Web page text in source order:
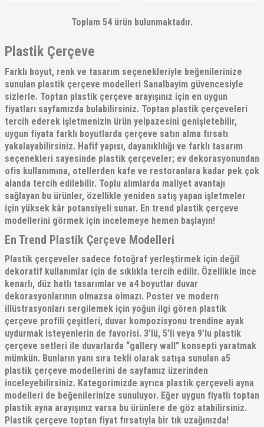
Toplam 54 ürün bulunmaktadır.
Plastik Çerçeve
Farklı boyut, renk ve tasarım seçenekleriyle beğenilerinize
sunulan plastik çerçeve modelleri Sanalbayim güvencesiyle
sizlerle. Toptan plastik çerçeve arayışınız için en uygun
fiyatları sayfamızda bulabilirsiniz. Toptan plastik çerçeveleri
tercih ederek işletmenizin ürün yelpazesini genişletebilir,
uygun fiyata farklı boyutlarda çerçeve satın alma fırsatı
yakalayabilirsiniz. Hafif yapısı, dayanıklılığı ve farklı tasarım
seçenekleri sayesinde plastik çerçeveler; ev dekorasyonundan
ofis kullanımına, otellerden kafe ve restoranlara kadar pek çok
alanda tercih edilebilir. Toplu alımlarda maliyet avantajı
sağlayan bu ürünler, özellikle yeniden satış yapan işletmeler
için yüksek kâr potansiyeli sunar. En trend plastik çerçeve
modellerini görmek için incelemeye hemen başlayın!
En Trend Plastik Çerçeve Modelleri
Plastik çerçeveler sadece fotoğraf yerleştirmek için değil
dekoratif kullanımlar için de sıklıkla tercih edilir. Özellikle ince
kenarlı, düz hatlı tasarımlar ve a4 boyutlar duvar
dekorasyonlarının olmazsa olmazı. Poster ve modern
illüstrasyonları sergilemek için yoğun ilgi gören plastik
çerçeve profili çeşitleri, duvar kompozisyonu trendine ayak
uydurmak isteyenlerin de favorisi. 3’lü, 5’li veya 9’lu plastik
çerçeve setleri ile duvarlarda “gallery wall” konsepti yaratmak
mümkün. Bunların yanı sıra tekli olarak satışa sunulan a5
plastik çerçeve modellerini de sayfamız üzerinden
inceleyebilirsiniz. Kategorimizde ayrıca plastik çerçeveli ayna
modelleri de beğenilerinize sunuluyor. Eğer uygun fiyatlı toptan
plastik ayna arayışınız varsa bu ürünlere de göz atabilirsiniz.
Plastik çerçeve toptan fiyat fırsatıyla bir tık uzağınızda!